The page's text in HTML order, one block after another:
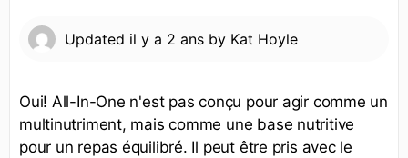
Updated il y a 2 ans by Kat Hoyle
Oui! All-In-One n'est pas conçu pour agir comme un
multinutriment, mais comme une base nutritive
pour un repas équilibré. Il peut être pris avec le